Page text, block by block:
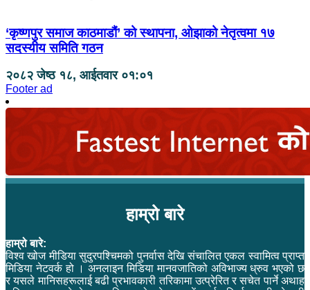
‘कृष्णपुर समाज काठमाडौं’ को स्थापना, ओझाको नेतृत्वमा १७
सदस्यीय समिति गठन
२०८२ जेष्ठ १८, आईतवार ०१:०१
Footer ad
हाम्रो बारे
हाम्रो बारे:
विश्व खोज मीडिया सुदुरपश्चिमको पुनर्वास देखि संचालित एकल स्वामित्व प्राप्त
मिडिया नेटवर्क हो । अनलाइन मिडिया मानवजातिको अविभाज्य ध्रुव भएको छ
र यसले मानिसहरूलाई बढी प्रभावकारी तरिकामा उत्प्रेरित र सचेत पार्ने अथाह